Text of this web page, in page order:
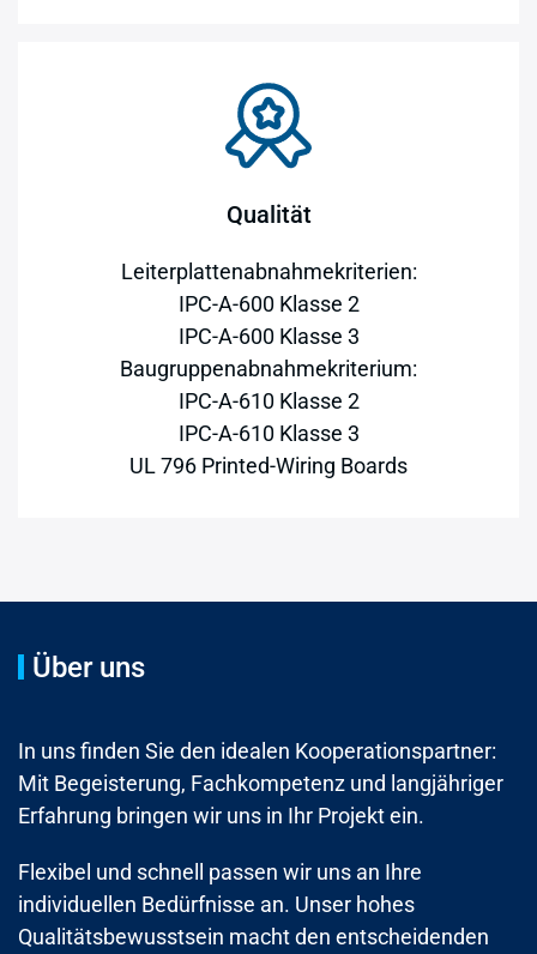
Qualität
Leiterplattenabnahmekriterien:
IPC-A-600 Klasse 2
IPC-A-600 Klasse 3
Baugruppenabnahmekriterium:
IPC-A-610 Klasse 2
IPC-A-610 Klasse 3
UL 796 Printed-Wiring Boards
Über uns
In uns finden Sie den idealen Kooperationspartner:
Mit Begeisterung, Fachkompetenz und langjähriger
Erfahrung bringen wir uns in Ihr Projekt ein.
Flexibel und schnell passen wir uns an Ihre
individuellen Bedürfnisse an. Unser hohes
Qualitätsbewusstsein macht den entscheidenden